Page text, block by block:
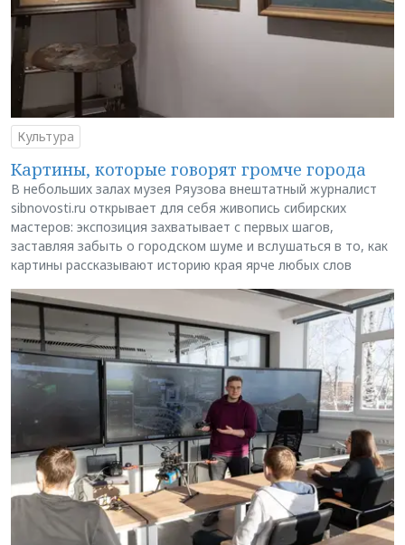
Культура
Картины, которые говорят громче города
В небольших залах музея Ряузова внештатный журналист
sibnovosti.ru открывает для себя живопись сибирских
мастеров: экспозиция захватывает с первых шагов,
заставляя забыть о городском шуме и вслушаться в то, как
картины рассказывают историю края ярче любых слов